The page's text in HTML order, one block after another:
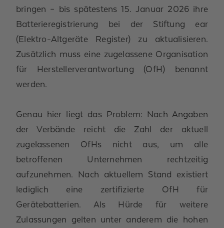
bringen – bis spätestens 15. Januar 2026 ihre
Batterieregistrierung bei der Stiftung ear
(Elektro-Altgeräte Register) zu aktualisieren.
Zusätzlich muss eine zugelassene Organisation
für Herstellerverantwortung (OfH) benannt
werden.
Genau hier liegt das Problem: Nach Angaben
der Verbände reicht die Zahl der aktuell
zugelassenen OfHs nicht aus, um alle
betroffenen Unternehmen rechtzeitig
aufzunehmen. Nach aktuellem Stand existiert
lediglich eine zertifizierte OfH für
Gerätebatterien. Als Hürde für weitere
Zulassungen gelten unter anderem die hohen